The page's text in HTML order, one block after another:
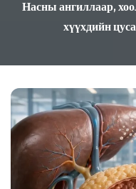
Насны ангиллаар,
хүүхдийн